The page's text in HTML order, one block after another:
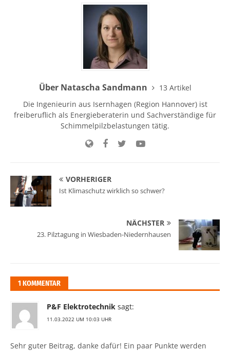
Über Natascha Sandmann
13 Artikel
Die Ingenieurin aus Isernhagen (Region Hannover) ist
freiberuflich als Energieberaterin und Sachverständige für
Schimmelpilzbelastungen tätig.
VORHERIGER
Ist Klimaschutz wirklich so schwer?
NÄCHSTER
23. Pilztagung in Wiesbaden-Niedernhausen
1 KOMMENTAR
P&F Elektrotechnik sagt:
11.03.2022 UM 10:03 UHR
Sehr guter Beitrag, danke dafür! Ein paar Punkte werden